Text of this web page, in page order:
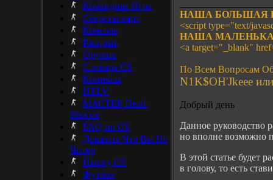
Командная Игра
Секреты карт
Консоль
Распрыг
Оружие
Словарь CS
Комиксы
HTLV
МАСТЕР Head-
Shot'ов
FAQ по CS
Доказать Что Вы Не
Читер
History CS
Футбол
НАША БОЛЬШАЯ
<script type="text/
НАША
<a target="_blank"
По Всем Вопросам
N1K$OH'Jkeee
Добрый день
Данное руководство
но вполне возможно
В этой статье будет
в голову, то есть